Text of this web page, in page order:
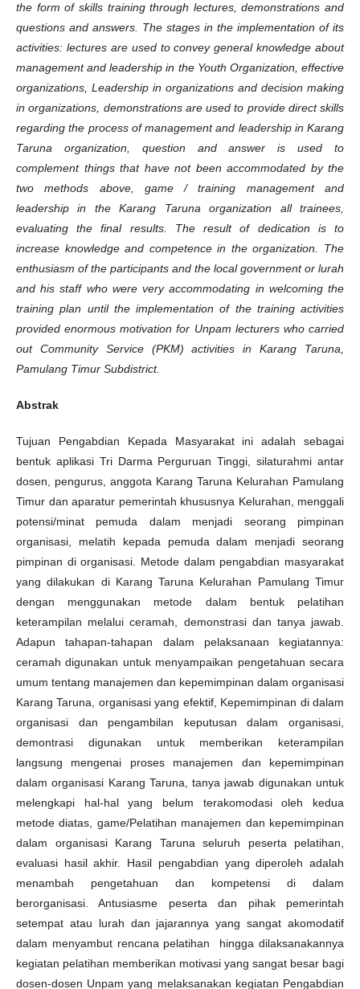
the form of skills training through lectures, demonstrations and
questions and answers. The stages in the implementation of its
activities: lectures are used to convey general knowledge about
management and leadership in the Youth Organization, effective
organizations, Leadership in organizations and decision making
in organizations, demonstrations are used to provide direct skills
regarding the process of management and leadership in Karang
Taruna organization, question and answer is used to
complement things that have not been accommodated by the
two methods above, game / training management and
leadership in the Karang Taruna organization all trainees,
evaluating the final results. The result of dedication is to
increase knowledge and competence in the organization. The
enthusiasm of the participants and the local government or lurah
and his staff who were very accommodating in welcoming the
training plan until the implementation of the training activities
provided enormous motivation for Unpam lecturers who carried
out Community Service (PKM) activities in Karang Taruna,
Pamulang Timur Subdistrict.
Abstrak
Tujuan Pengabdian Kepada Masyarakat ini adalah sebagai
bentuk aplikasi Tri Darma Perguruan Tinggi, silaturahmi antar
dosen, pengurus, anggota Karang Taruna Kelurahan Pamulang
Timur dan aparatur pemerintah khususnya Kelurahan, menggali
potensi/minat pemuda dalam menjadi seorang pimpinan
organisasi, melatih kepada pemuda dalam menjadi seorang
pimpinan di organisasi. Metode dalam pengabdian masyarakat
yang dilakukan di Karang Taruna Kelurahan Pamulang Timur
dengan menggunakan metode dalam bentuk pelatihan
keterampilan melalui ceramah, demonstrasi dan tanya jawab.
Adapun tahapan-tahapan dalam pelaksanaan kegiatannya:
ceramah digunakan untuk menyampaikan pengetahuan secara
umum tentang manajemen dan kepemimpinan dalam organisasi
Karang Taruna, organisasi yang efektif, Kepemimpinan di dalam
organisasi dan pengambilan keputusan dalam organisasi,
demontrasi digunakan untuk memberikan keterampilan
langsung mengenai proses manajemen dan kepemimpinan
dalam organisasi Karang Taruna, tanya jawab digunakan untuk
melengkapi hal-hal yang belum terakomodasi oleh kedua
metode diatas, game/Pelatihan manajemen dan kepemimpinan
dalam organisasi Karang Taruna seluruh peserta pelatihan,
evaluasi hasil akhir. Hasil pengabdian yang diperoleh adalah
menambah pengetahuan dan kompetensi di dalam
berorganisasi. Antusiasme peserta dan pihak pemerintah
setempat atau lurah dan jajarannya yang sangat akomodatif
dalam menyambut rencana pelatihan hingga dilaksanakannya
kegiatan pelatihan memberikan motivasi yang sangat besar bagi
dosen-dosen Unpam yang melaksanakan kegiatan Pengabdian